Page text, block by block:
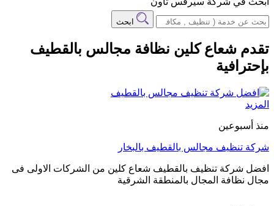
ابحث
تقدم شعاع كلين نظافة مجالس بالقطيف
بإحترافية
المزيد
منذ أسبوعين
شركة تنظيف مجالس بالقطيف بالبخار
افضل شركة تنظيف بالقطيف شعاع كلين من الشركات الاولى فى
مجال نظافة المجال بالمنطقة الشرقية